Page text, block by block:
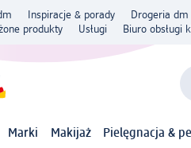
Inspiracje & porady
Drogeria dm
produkty
Usługi Biuro obsługi
Marki Makijaż Pielęgnacja &